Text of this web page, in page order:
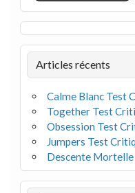
Articles récents
Calme Blanc Test
Together Test
Obsession Test
Jumpers Test
Descente Mortelle